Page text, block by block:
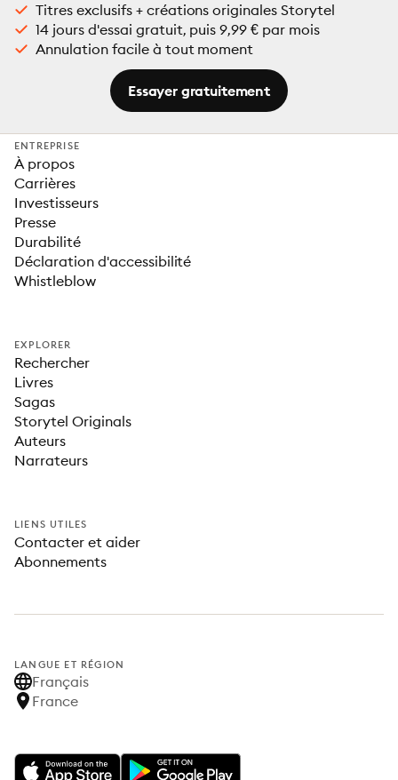
Titres exclusifs + créations originales Storytel
14 jours d'essai gratuit, puis 9,99 € par mois
Annulation facile à tout moment
Essayer gratuitement
ENTREPRISE
À propos
Carrières
Investisseurs
Presse
Durabilité
Déclaration d'accessibilité
Whistleblow
EXPLORER
Rechercher
Livres
Sagas
Storytel Originals
Auteurs
Narrateurs
LIENS UTILES
Contacter et aider
Abonnements
LANGUE ET RÉGION
Français
France